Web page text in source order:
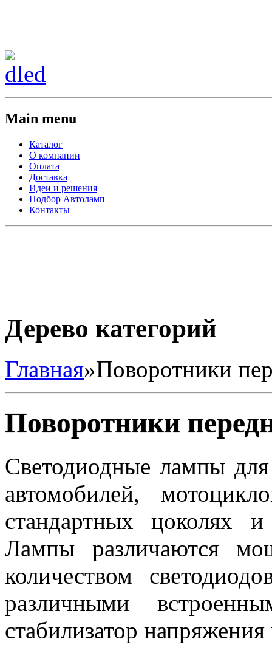
Main menu
Каталог
О компании
Оплата
Доставка
Идеи и решения
Подбор Автоламп
Контакты
Дерево категорий
Главная»Поворотники
Поворотники
Светодиодные лампы для
автомобилей,
стандартных цоколях
Лампы различаются
количеством
различными
стабилизатор напряжения